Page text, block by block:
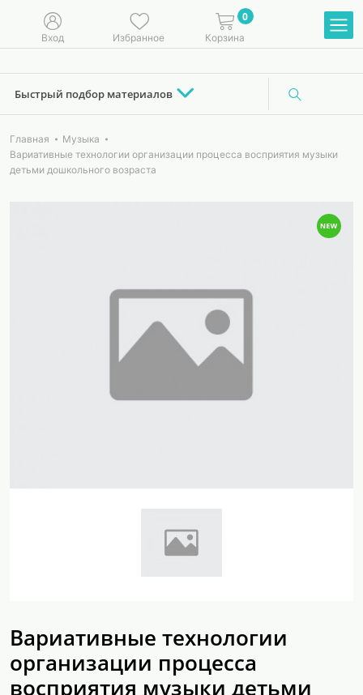
Вход Избранное
0
Корзина
Быстрый подбор материалов
Главная
Музыка
Вариативные технологии организации процесса восприятия музыки
детьми дошкольного возраста
Вариативные технологии
организации процесса
восприятия музыки детьми